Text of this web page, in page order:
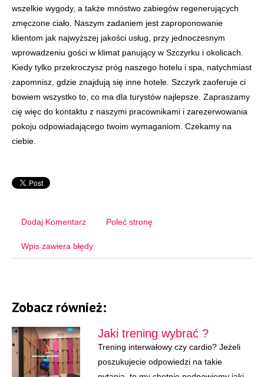
wszelkie wygody, a także mnóstwo zabiegów regenerujących
zmęczone ciało. Naszym zadaniem jest zaproponowanie
klientom jak najwyższej jakości usług, przy jednoczesnym
wprowadzeniu gości w klimat panujący w Szczyrku i okolicach.
Kiedy tylko przekroczysz próg naszego hotelu i spa, natychmiast
zapomnisz, gdzie znajdują się inne hotele. Szczyrk zaoferuje ci
bowiem wszystko to, co ma dla turystów najlepsze. Zapraszamy
cię więc do kontaktu z naszymi pracownikami i zarezerwowania
pokoju odpowiadającego twoim wymaganiom. Czekamy na
ciebie.
Dodaj Komentarz Poleć stronę
Wpis zawiera błędy
Zobacz również:
Jaki trening wybrać ?
Trening interwałowy czy cardio? Jeżeli
poszukujecie odpowiedzi na takie